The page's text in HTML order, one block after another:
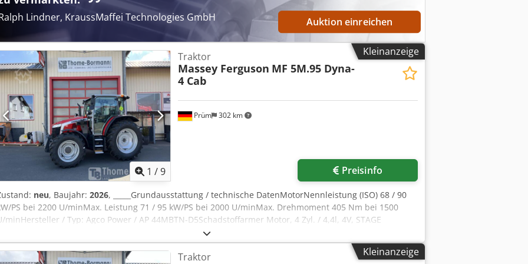
Lindner, KraussMaffei Technologies GmbH Auktion einreichen
Kleinanzeige
1 /9
Prüm 302 km
Traktor
Massey Ferguson MF 5M.95 Dyna-
4 Cab
Preisinfo
neu, Baujahr: 2026, _____Grundausstattung / technische DatenMotorNennleistung (ISO) 68 / 90
PS bei 2200 U/minMax. Leistung 71 / 95 kW/PS bei 2000 U/minMax. Drehmoment 405 Nm bei 1500
minHersteller / Typ: Agco Power / AP 44MBTN-D5Schadstoffarmer Motor, 4 Zyl. / 4,4l, 4V, STAGE
5Geregelter Turbolader, SCR - KatalysatorDOC - DieseloxidationskatalysatorSC
- einteilig klappbarAuspuff seitlich rechts vor der
KabineKraftstofftankinhalt 198 Liter / AdBlue 18 LiterGetriebe / Zapfwellen16/16-Gang-Dyna-4,Kleinanzeige
Traktor